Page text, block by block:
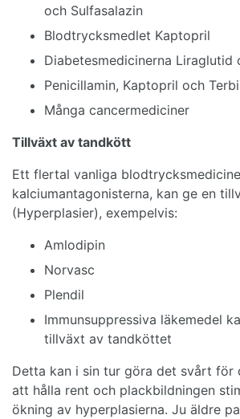
och Sulfasalazin
Blodtrycksmedlet Kaptopril
Diabetesmedicinerna Liraglutid
Penicillamin, Kaptopril och
Många cancermediciner
Tillväxt av tandkött
Ett flertal vanliga
kalciumantagonisterna, kan ge en
(Hyperplasier), exempelvis:
Amlodipin
Norvasc
Plendil
Immunsuppressiva läkemedel
tillväxt av tandköttet
Detta kan i sin tur göra det svårt för
att hålla rent och plackbildningen
ökning av hyperplasierna. Ju äldre